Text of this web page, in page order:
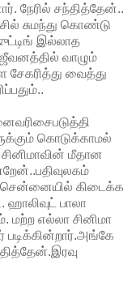
நேரில் சந்தித்தேன்..
சுமந்து கொண்டு
இல்லாத
வாழும்
சேகரித்து வைத்து
கொடுக்காமல்
மீதான
சென்னையில் கிடைக்க
ஹாலிவுட் பாலா
மற்ற எல்லா சினிமா
படிக்கின்றார்.அங்கே